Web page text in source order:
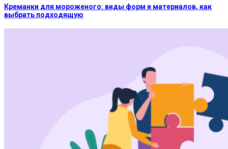
Креманки для мороженого: виды форм и материалов, как
выбрать подходящую